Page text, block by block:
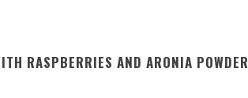
RASPBERRIES AND ARONIA POWDER